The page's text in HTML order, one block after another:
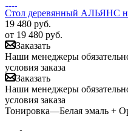
Стол деревянный АЛЬЯНС
19 480 руб.
от 19 480 руб.
Заказать
Наши менеджеры
условия заказа
Заказать
Наши менеджеры
условия заказа
Тонировка—Белая эмаль +